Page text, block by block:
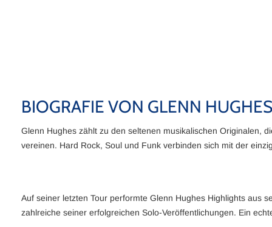
BIOGRAFIE VON GLENN HUGHES
Glenn Hughes zählt zu den seltenen musikalischen Originalen,
vereinen. Hard Rock, Soul und Funk verbinden sich mit der
Auf seiner letzten Tour performte Glenn Hughes Highlights aus
zahlreiche seiner erfolgreichen Solo-Veröffentlichungen. Ein